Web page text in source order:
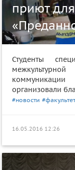
приют
Студенты
организовали
#новости #факультет
16.05.2016 12:26